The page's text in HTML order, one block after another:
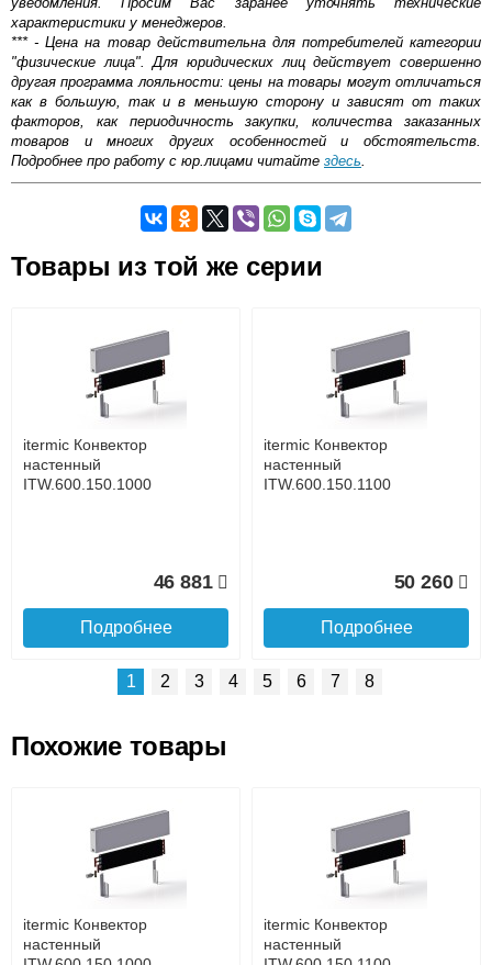
характеристики у менеджеров.
*** - Цена на товар действительна для потребителей категории
"физические лица". Для юридических лиц действует совершенно
другая программа лояльности: цены на товары могут отличаться
как в большую, так и в меньшую сторону и зависят от таких
факторов, как периодичность закупки, количества заказанных
товаров и многих других особенностей и обстоятельств.
Подробнее про работу с юр.лицами читайте здесь.
до подъезда
услуга платная
возможность
Наличный расчёт
Банковской картой на сайте в режиме реального
времени
Банковской картой при получении товара как при
доставке, так и самовывозом
Интернет-деньгами (Yandex-деньги, Web-money,
Qiwi-кошельки и другие).
Безналичный расчёт (возможно и с НДС)
Товары из той же серии
itermic Конвектор
настенный
ITW.600.150.1000
46 881
Подробнее
itermic Конвектор
настенный
ITW.600.150.1100
50 260
Подробнее
настенный
ITW.600.150.1200
настенный
ITW.600.150.1300
1 2 3 4 5 6 7 8
Похожие товары
itermic Конвектор
настенный
itermic Конвектор
настенный